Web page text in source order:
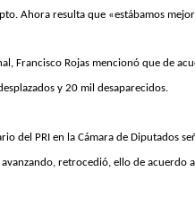
Ahora resulta que «estábamos
Francisco Rojas mencionó que de
y 20 mil desaparecidos.
del PRI en la Cámara de Diputados
retrocedió, ello de acuerdo